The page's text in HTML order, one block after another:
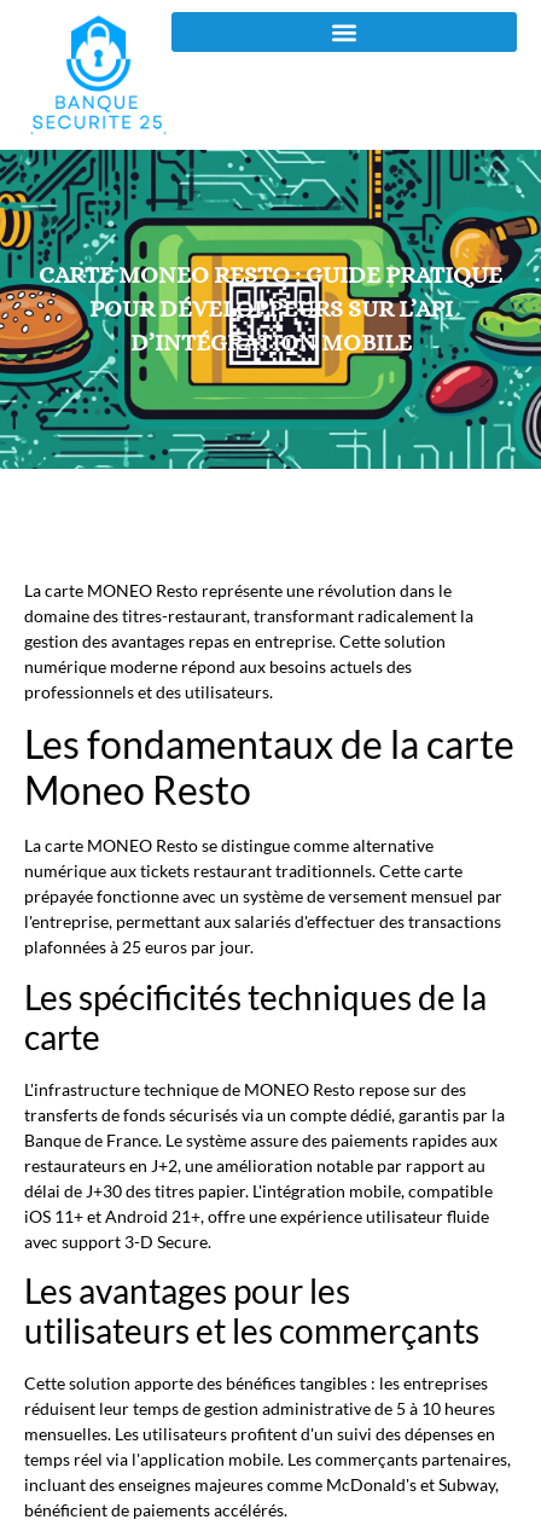
CARTE MONEO RESTO : GUIDE PRATIQUE
POUR DÉVELOPPEURS SUR L’API
D’INTÉGRATION MOBILE
La carte MONEO Resto représente une révolution dans le
domaine des titres-restaurant, transformant radicalement la
gestion des avantages repas en entreprise. Cette solution
numérique moderne répond aux besoins actuels des
professionnels et des utilisateurs.
Les fondamentaux de la carte
Moneo Resto
La carte MONEO Resto se distingue comme alternative
numérique aux tickets restaurant traditionnels. Cette carte
prépayée fonctionne avec un système de versement mensuel par
l'entreprise, permettant aux salariés d'effectuer des transactions
plafonnées à 25 euros par jour.
Les spécificités techniques de la
carte
L'infrastructure technique de MONEO Resto repose sur des
transferts de fonds sécurisés via un compte dédié, garantis par la
Banque de France. Le système assure des paiements rapides aux
restaurateurs en J+2, une amélioration notable par rapport au
délai de J+30 des titres papier. L'intégration mobile, compatible
iOS 11+ et Android 21+, offre une expérience utilisateur fluide
avec support 3-D Secure.
Les avantages pour les
utilisateurs et les commerçants
Cette solution apporte des bénéfices tangibles : les entreprises
réduisent leur temps de gestion administrative de 5 à 10 heures
mensuelles. Les utilisateurs profitent d'un suivi des dépenses en
temps réel via l'application mobile. Les commerçants partenaires,
incluant des enseignes majeures comme McDonald's et Subway,
bénéficient de paiements accélérés.